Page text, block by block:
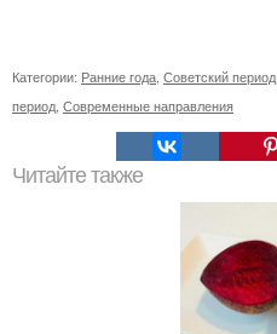
Категории: Ранние года Советский период
период Современные направления
Читайте также